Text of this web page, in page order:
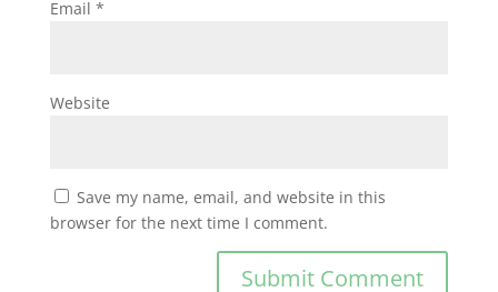
Email *
Website
Save my name, email, and website in this
browser for the next time I comment.